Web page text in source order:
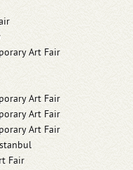
Art Fair
Art Fair
Art Fair
Art Fair
Fair